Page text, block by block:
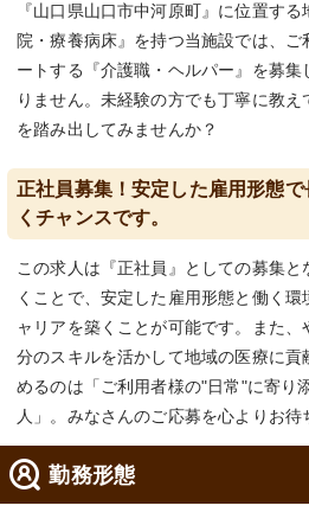
『山口県山口市中河原町』に位置す
院・療養病床』を持つ当施設では、
ートする『介護職・ヘルパー』を募
りません。未経験の方でも丁寧に教
を踏み出してみませんか？
正社員募集！安定した雇用形態
くチャンスです。
この求人は『正社員』としての募集
くことで、安定した雇用形態と働く
ャリアを築くことが可能です。また、
分のスキルを活かして地域の医療に
めるのは「ご利用者様の"日常"に寄り
人」。みなさんのご応募を心よりお待
勤務形態